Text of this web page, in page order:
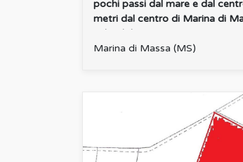
pochi passi dal mare e dal
metri dal centro di Marina di
splendide spiagge...
Marina di Massa (MS)